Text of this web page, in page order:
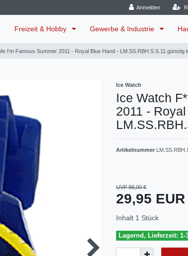
Anmelden
Freizeit & Hobby Gewerbe & Industrie
I'm Famous Summer 2011 - Royal Blue Hand - LM.SS.RBH.S.S.11 günstig
Ice Watch
Ice Watch
2011 -
Artikelnummer
UVP 89,00 €
29,95 EUR
Inhalt 1 Stück
Lagernd, Lieferzeit: 1-